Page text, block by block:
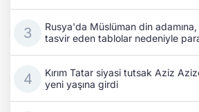
Rusya'da Müslüman din
tasvir eden tablolar nedeniyle
Kırım Tatar siyasi tutsak Aziz
yeni yaşına girdi